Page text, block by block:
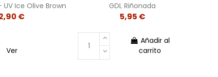
UV Ice Olive Brown
€
Ver
GDL Riñonada
5,95 €
Añadir al
carrito